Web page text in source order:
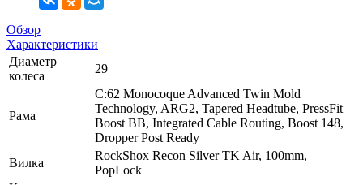
Обзор
Характеристики
Диаметр
колеса
29
Рама
C:62 Monocoque Advanced Twin Mold
Technology, ARG2, Tapered Headtube, PressFit
Boost BB, Integrated Cable Routing, Boost 148,
Dropper Post Ready
Вилка
RockShox Recon Silver TK Air, 100mm,
PopLock